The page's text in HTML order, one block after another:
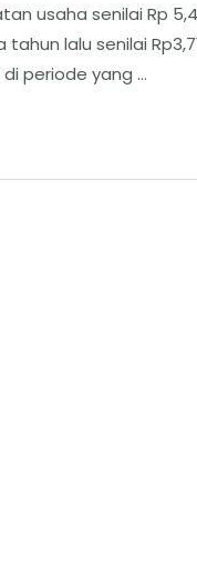
usaha senilai Rp
lalu senilai
di periode yang …